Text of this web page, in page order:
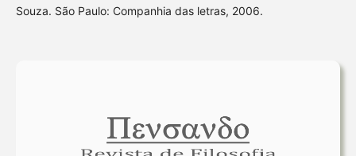
Souza. São Paulo: Companhia das letras, 2006.